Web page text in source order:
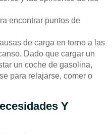
encontrar puntos de
de carga en torno a las
Dado que cargar un
un coche de gasolina,
para relajarse, comer o
Y